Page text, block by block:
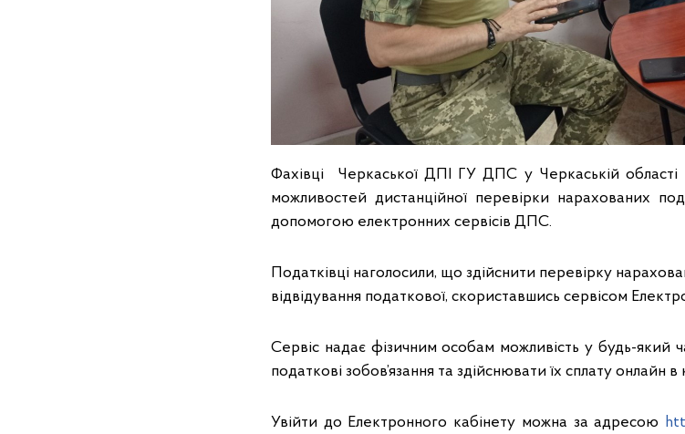
Фахівці Черкаської ДПІ ГУ ДПС у Черкаській області
можливостей дистанційної перевірки нарахованих
допомогою електронних сервісів ДПС.
Податківці наголосили, що здійснити перевірку
відвідування податкової, скориставшись сервісом
Сервіс надає фізичним особам можливість у будь-який
податкові зобов’язання та здійснювати їх сплату онлайн в
Увійти до Електронного кабінету можна за адресою